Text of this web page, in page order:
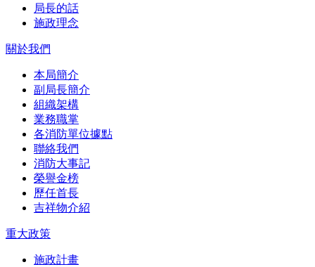
局長的話
施政理念
關於我們
本局簡介
副局長簡介
組織架構
業務職掌
各消防單位據點
聯絡我們
消防大事記
榮譽金榜
歷任首長
吉祥物介紹
重大政策
施政計畫